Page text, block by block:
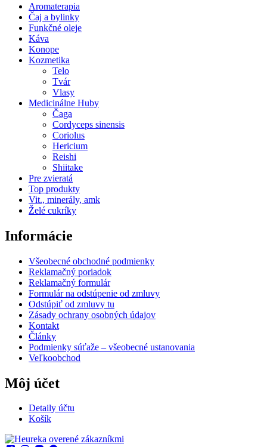
Aromaterapia
Čaj a bylinky
Funkčné oleje
Káva
Konope
Kozmetika
Telo
Tvár
Vlasy
Medicinálne Huby
Čaga
Cordyceps sinensis
Coriolus
Hericium
Reishi
Shiitake
Pre zvieratá
Top produkty
Vit., minerály, amk
Želé cukríky
Informácie
Všeobecné obchodné podmienky
Reklamačný poriadok
Reklamačný formulár
Formulár na odstúpenie od zmluvy
Odstúpiť od zmluvy tu
Zásady ochrany osobných údajov
Kontakt
Články
Podmienky súťaže – všeobecné ustanovania
Veľkoobchod
Môj účet
Detaily účtu
Košík